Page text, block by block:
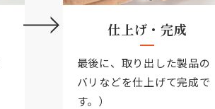
仕上げ・完成
最後に、取り出した製品の
バリなどを仕上げて完成で
す。）